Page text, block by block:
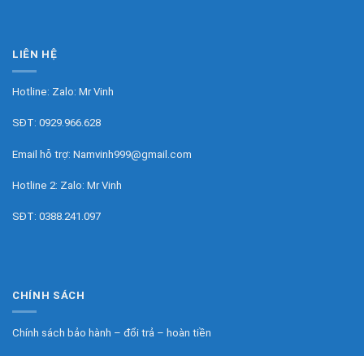
LIÊN HỆ
Hotline: Zalo: Mr Vinh
SĐT: 0929.966.628
Email hỗ trợ: Namvinh999@gmail.com
Hotline 2: Zalo: Mr Vinh
SĐT: 0388.241.097
CHÍNH SÁCH
Chính sách bảo hành – đổi trả – hoàn tiền